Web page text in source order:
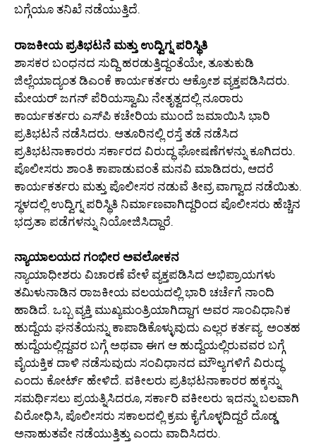
ಬಗ್ಗೆಯೂ ತನಿಖೆ ನಡೆಯುತ್ತಿದೆ.
ರಾಜಕೀಯ ಪ್ರತಿಭಟನೆ ಮತ್ತು ಉದ್ವಿಗ್ನ ಪರಿಸ್ಥಿತಿ
ಶಾಸಕರ ಬಂಧನದ ಸುದ್ದಿ ಹರಡುತ್ತಿದ್ದಂತೆಯೇ, ತೂತುಕುಡಿ
ಜಿಲ್ಲೆಯಾದ್ಯಂತ ಡಿಎಂಕೆ ಕಾರ್ಯಕರ್ತರು ಆಕ್ರೋಶ ವ್ಯಕ್ತಪಡಿಸಿದರು.
ಮೇಯರ್ ಜಗನ್ ಪೆರಿಯಸ್ವಾಮಿ ನೇತೃತ್ವದಲ್ಲಿ ನೂರಾರು
ಕಾರ್ಯಕರ್ತರು ಎಸ್‌ಪಿ ಕಚೇರಿಯ ಮುಂದೆ ಜಮಾಯಿಸಿ ಭಾರಿ
ಪ್ರತಿಭಟನೆ ನಡೆಸಿದರು. ಆತೂರಿನಲ್ಲಿ ರಸ್ತೆ ತಡೆ ನಡೆಸಿದ
ಪ್ರತಿಭಟನಾಕಾರರು ಸರ್ಕಾರದ ವಿರುದ್ಧ ಘೋಷಣೆಗಳನ್ನು ಕೂಗಿದರು.
ಪೊಲೀಸರು ಶಾಂತಿ ಕಾಪಾಡುವಂತೆ ಮನವಿ ಮಾಡಿದರು, ಆದರೆ
ಕಾರ್ಯಕರ್ತರು ಮತ್ತು ಪೊಲೀಸರ ನಡುವೆ ತೀವ್ರ ವಾಗ್ವಾದ ನಡೆಯಿತು.
ಸ್ಥಳದಲ್ಲಿ ಉದ್ವಿಗ್ನ ಪರಿಸ್ಥಿತಿ ನಿರ್ಮಾಣವಾಗಿದ್ದರಿಂದ ಪೊಲೀಸರು ಹೆಚ್ಚಿನ
ಭದ್ರತಾ ಪಡೆಗಳನ್ನು ನಿಯೋಜಿಸಿದ್ದಾರೆ.
ನ್ಯಾಯಾಲಯದ ಗಂಭೀರ ಅವಲೋಕನ
ನ್ಯಾಯಾಧೀಶರು ವಿಚಾರಣೆ ವೇಳೆ ವ್ಯಕ್ತಪಡಿಸಿದ ಅಭಿಪ್ರಾಯಗಳು
ತಮಿಳುನಾಡಿನ ರಾಜಕೀಯ ವಲಯದಲ್ಲಿ ಭಾರಿ ಚರ್ಚೆಗೆ ನಾಂದಿ
ಹಾಡಿದೆ. ಒಬ್ಬ ವ್ಯಕ್ತಿ ಮುಖ್ಯಮಂತ್ರಿಯಾಗಿದ್ದಾಗ ಅವರ ಸಾಂವಿಧಾನಿಕ
ಹುದ್ದೆಯ ಘನತೆಯನ್ನು ಕಾಪಾಡಿಕೊಳ್ಳುವುದು ಎಲ್ಲರ ಕರ್ತವ್ಯ. ಅಂತಹ
ಹುದ್ದೆಯಲ್ಲಿದ್ದವರ ಬಗ್ಗೆ ಅಥವಾ ಈಗ ಆ ಹುದ್ದೆಯಲ್ಲಿರುವವರ ಬಗ್ಗೆ
ವೈಯಕ್ತಿಕ ದಾಳಿ ನಡೆಸುವುದು ಸಂವಿಧಾನದ ಮೌಲ್ಯಗಳಿಗೆ ವಿರುದ್ಧ
ಎಂದು ಕೋರ್ಟ್ ಹೇಳಿದೆ. ವಕೀಲರು ಪ್ರತಿಭಟನಾಕಾರರ ಹಕ್ಕನ್ನು
ಸಮರ್ಥಿಸಲು ಪ್ರಯತ್ನಿಸಿದರೂ, ಸರ್ಕಾರಿ ವಕೀಲರು ಇದನ್ನು ಬಲವಾಗಿ
ವಿರೋಧಿಸಿ, ಪೊಲೀಸರು ಸಕಾಲದಲ್ಲಿ ಕ್ರಮ ಕೈಗೊಳ್ಳದಿದ್ದರೆ ದೊಡ್ಡ
ಅನಾಹುತವೇ ನಡೆಯುತ್ತಿತ್ತು ಎಂದು ವಾದಿಸಿದರು.